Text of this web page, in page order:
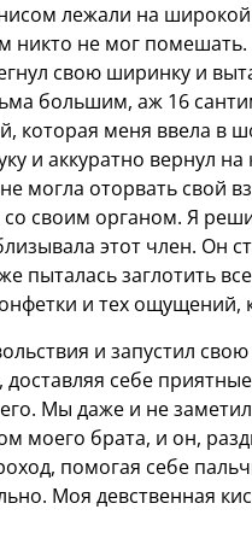
лежали на
никто не мог помешать.
свою ширинку и
большим, аж 16
которая меня ввела в
и аккуратно вернул
могла оторвать свой
своим органом. Я
этот член. Он
пыталась заглотить
и тех
и запустил
себе
Мы даже и не
моего брата, и он,
помогая себе
Моя девственная